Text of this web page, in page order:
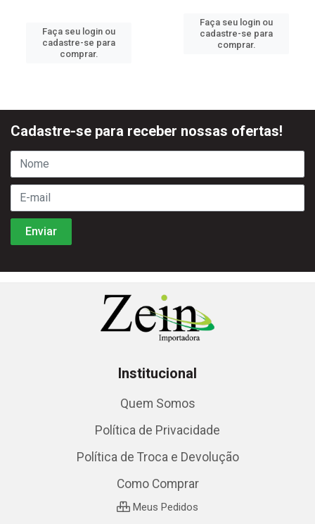
Faça seu login ou
cadastre-se para
comprar.
Faça seu login ou
cadastre-se para
comprar.
Cadastre-se para receber nossas ofertas!
Institucional
Quem Somos
Política de Privacidade
Política de Troca e Devolução
Como Comprar
Meus Pedidos